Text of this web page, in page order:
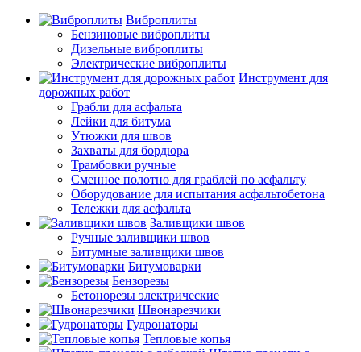
Виброплиты
Бензиновые виброплиты
Дизельные виброплиты
Электрические виброплиты
Инструмент для
дорожных работ
Грабли для асфальта
Лейки для битума
Утюжки для швов
Захваты для бордюра
Трамбовки ручные
Сменное полотно для граблей по асфальту
Оборудование для испытания асфальтобетона
Тележки для асфальта
Заливщики швов
Ручные заливщики швов
Битумные заливщики швов
Битумоварки
Бензорезы
Бетонорезы электрические
Швонарезчики
Гудронаторы
Тепловые копья